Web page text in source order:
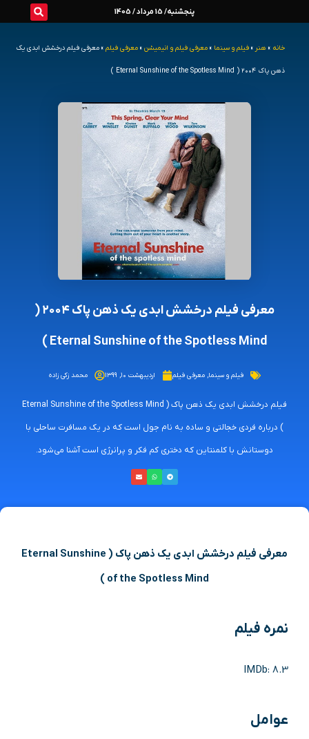
پنجشنبه/ 15 مرداد / 1405
خانه » هنر » فیلم و سینما » معرفی فیلم و انیمیشن » معرفی فیلم » معرفی فیلم درخشش ابدی یک
ذهن پاک ۲۰۰۴ ( Eternal Sunshine of the Spotless Mind )
معرفی فیلم درخشش ابدی یک ذهن پاک ۲۰۰۴ (
Eternal Sunshine of the Spotless Mind )
فیلم و سینما,معرفی فیلم اردیبهشت ۱۰, ۱۳۹۹ محمد زکی زاده
فیلم درخشش ابدی یک ذهن پاک ( Eternal Sunshine of the Spotless Mind
) درباره فردی خجالتی و ساده به نام جول است که در یک مسافرت ساحلی با
دوستانش با کلمنتاین که دختری کم فکر و پرانرژی است آشنا می‌شود.
معرفی فیلم درخشش ابدی یک ذهن پاک ( Eternal Sunshine
of the Spotless Mind )
نمره فیلم
IMDb: 8.3
عوامل